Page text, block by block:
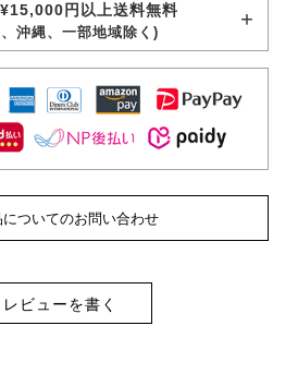
円以上送料無料
沖縄、一部地域除く)
についてのお問い合わせ
レビューを書く